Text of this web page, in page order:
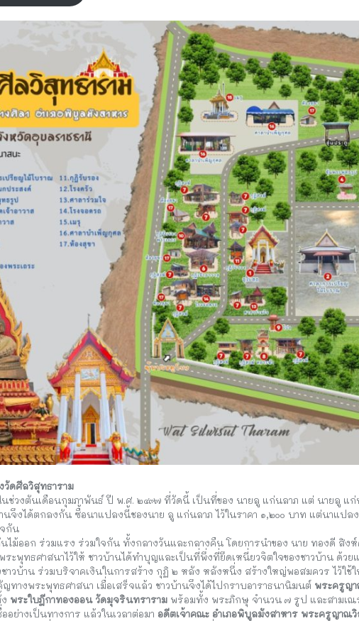
วัดศีลวิสุทธาราม
นช่วงตันเดือนกุมภาพันธ์ ปี พ.ศ. ๒๔๙๗ ที่วัดนี้ เป็นที่ของ นายลู แก่นลาภ แต่ นายลู แก่
นจึงได้ตกลงกัน ซื้อนาแปลงนี้ชองนาย ลู แก่นลาภ ไว้ในราคา ๑,๒๐๐ บาท แต่นาแป
กัน
ไม้ออก ร่วมแรง ร่วมใจกัน ทั้งกลางวันและกลางคืน โดยการนำของ นาย ทองดี สิงห์
ระพุทธศาสนาไว้ให้ ชาวบ้านได้ทำบุญและเป็นที่พึ่งที่ยึดเหนี่ยวจิตใจของชาวบ้าน ด้วย
ชาวบ้าน ร่วมบริจาคเงินในการสร้าง กุฏิ ๒ หลัง หลังหนึ่ง สร้างใหญ่พอสมควร ไว้ใ
ญทางพระพุทธศาสนา เมื่อเสร็จแล้ว ชาวบ้านจึงได้ไปกราบอาราธนานิมนต์ พระครูญ
พระใบฎีกาทองออน วัดมุจรินทราราม พร้อมทั้ง พระภิกษุ จำนวน ๗ รูป และสามเ
อย่างเป็นทางการ แล้วในเวลาต่อมา อดีตเจ้าคณะ อำเภอพิบูลมังสาหาร พระครูญาณ